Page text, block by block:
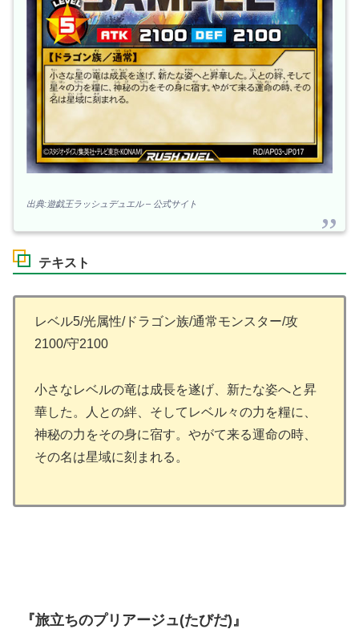
出典:遊戯王ラッシュデュエル – 公式サイト
テキスト
レベル5/光属性/ドラゴン族/通常モンスター/攻
2100/守2100
小さなレベルの竜は成長を遂げ、新たな姿へと昇
華した。人との絆、そしてレベル々の力を糧に、
神秘の力をその身に宿す。やがて来る運命の時、
その名は星域に刻まれる。
『旅立ちのプリアージュ(たびだ)』